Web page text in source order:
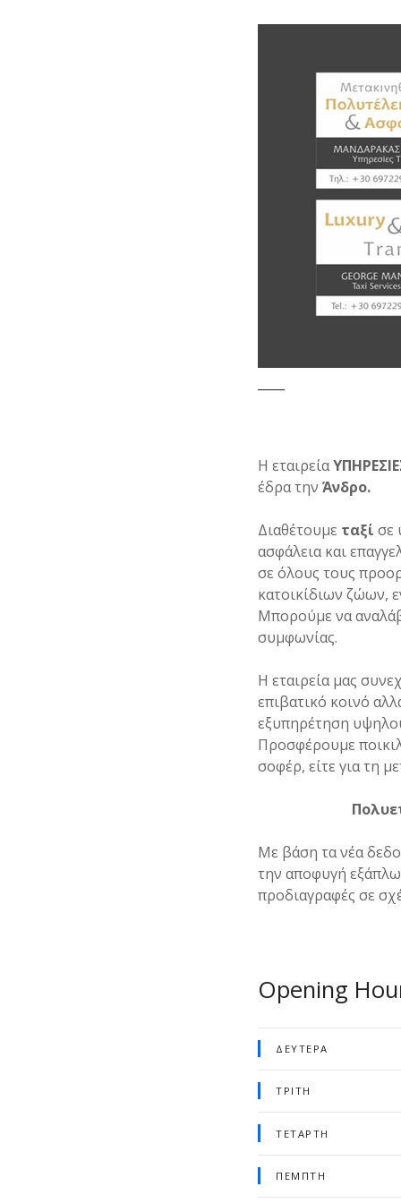
Η εταιρεία
έδρα την Άνδρο.
Διαθέτουμε ταξί σε
ασφάλεια και
σε όλους τους
κατοικίδιων ζώων,
Μπορούμε να
συμφωνίας.
Η εταιρεία μας
επιβατικό κοινό
εξυπηρέτηση
Προσφέρουμε
σοφέρ, είτε για τη
Με βάση τα νέα
την αποφυγή
προδιαγραφές σε
Opening
ΔΕΥΤΈΡΑ
ΤΡΊΤΗ
ΤΕΤΆΡΤΗ
ΠΈΜΠΤΗ